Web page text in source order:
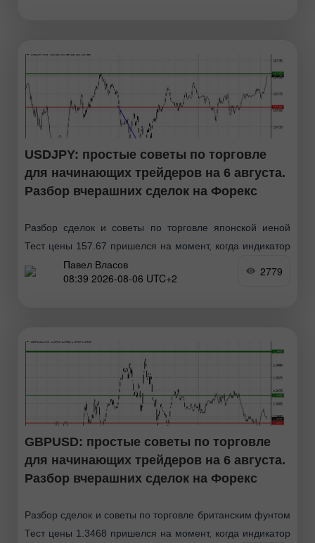
USDJPY: простые советы по торговле
для начинающих трейдеров на 6 августа.
Разбор вчерашних сделок на Форекс
Разбор сделок и советы по торговле японской иеной
Тест цены 157.67 пришелся на момент, когда индикатор
MACD только начинал движение вниз от нулевой
отметки, что стало подтверждением правильной точки
Павел Власов
08:39 2026-08-06 UTC+2
2779
GBPUSD: простые советы по торговле
для начинающих трейдеров на 6 августа.
Разбор вчерашних сделок на Форекс
Разбор сделок и советы по торговле британским фунтом
Тест цены 1.3468 пришелся на момент, когда индикатор